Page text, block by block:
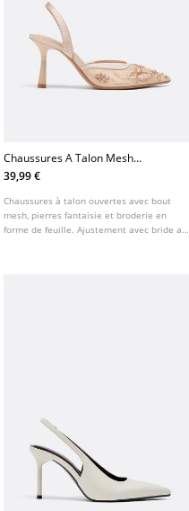
Chaussures A Talon Mesh
Pierres Fantaisie
39,99 €
Chaussures à talon ouvertes avec bout
mesh, pierres fantaisie et broderie en
forme de feuille. Ajustement avec bride au